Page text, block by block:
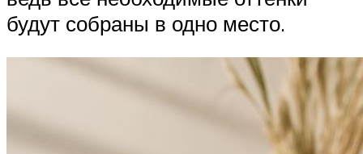
будут собраны в одно место.